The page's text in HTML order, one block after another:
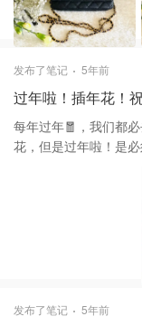
背。2:可以把链子要1
）3: 可以把链子绕2圈
之我非常喜欢这一款
包。 谢谢大家的喜
发布了笔记 5年前
过年啦！插年花！
每年过年🧧，我们都
花，但是过年啦！是
等，然后小朋友负责
浇足水之后， 然后
中国已有一千多年栽
子上放在水仙花，让
发布了笔记 5年前